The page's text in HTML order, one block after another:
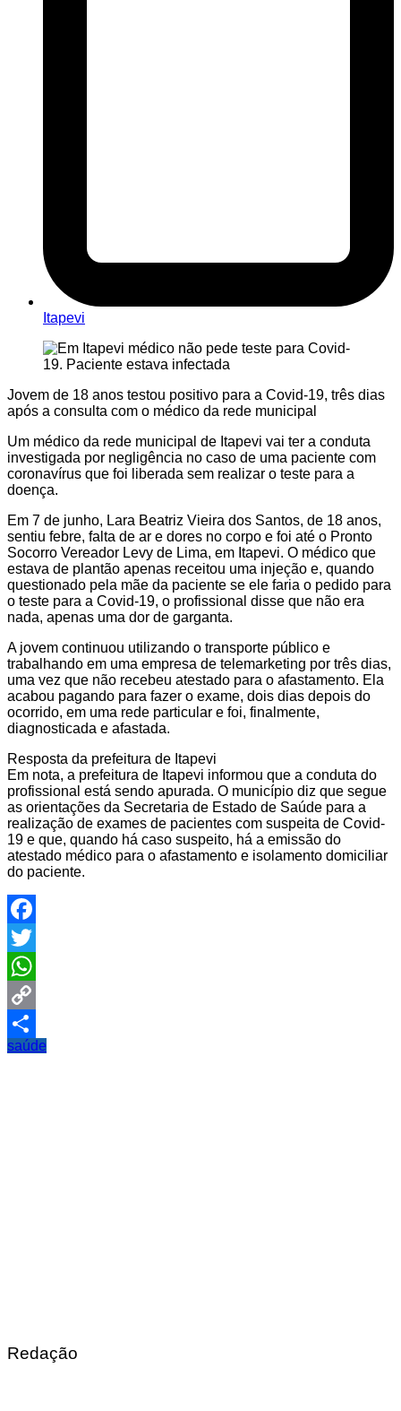
Itapevi
Jovem de 18 anos testou positivo para a Covid-19, três dias
após a consulta com o médico da rede municipal
Um médico da rede municipal de Itapevi vai ter a conduta
investigada por negligência no caso de uma paciente com
coronavírus que foi liberada sem realizar o teste para a
doença.
Em 7 de junho, Lara Beatriz Vieira dos Santos, de 18 anos,
sentiu febre, falta de ar e dores no corpo e foi até o Pronto
Socorro Vereador Levy de Lima, em Itapevi. O médico que
estava de plantão apenas receitou uma injeção e, quando
questionado pela mãe da paciente se ele faria o pedido para
o teste para a Covid-19, o profissional disse que não era
nada, apenas uma dor de garganta.
A jovem continuou utilizando o transporte público e
trabalhando em uma empresa de telemarketing por três dias,
uma vez que não recebeu atestado para o afastamento. Ela
acabou pagando para fazer o exame, dois dias depois do
ocorrido, em uma rede particular e foi, finalmente,
diagnosticada e afastada.
Resposta da prefeitura de Itapevi
Em nota, a prefeitura de Itapevi informou que a conduta do
profissional está sendo apurada. O município diz que segue
as orientações da Secretaria de Estado de Saúde para a
realização de exames de pacientes com suspeita de Covid-
19 e que, quando há caso suspeito, há a emissão do
atestado médico para o afastamento e isolamento domiciliar
do paciente.
Facebook
Twitter
WhatsApp
Copy
Link
Share
saúde
Redação